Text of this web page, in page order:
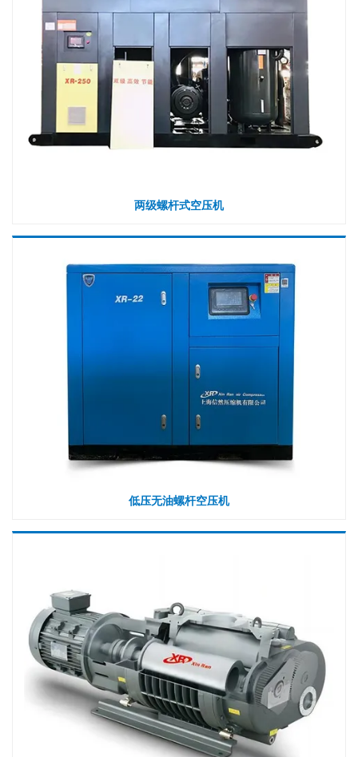
两级螺杆式空压机
低压无油螺杆空压机